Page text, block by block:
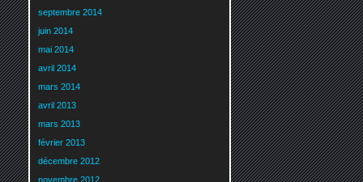
septembre 2014
juin 2014
mai 2014
avril 2014
mars 2014
avril 2013
mars 2013
février 2013
décembre 2012
novembre 2012